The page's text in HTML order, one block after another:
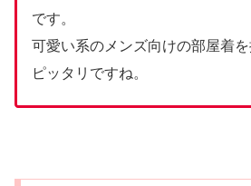
です。
可愛い系のメンズ向けの部屋着
ピッタリですね。